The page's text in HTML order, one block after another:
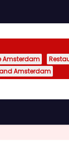
Amsterdam
Amsterdam